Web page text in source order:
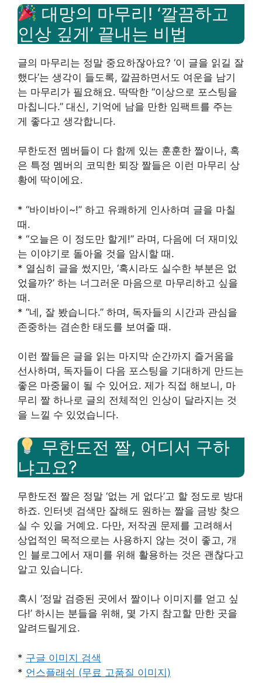
대망의 마무리! ‘깔끔하고
인상 깊게’ 끝내는 비법
글의 마무리는 정말 중요하잖아요? ‘이 글을 읽길 잘
했다’는 생각이 들도록, 깔끔하면서도 여운을 남기
는 마무리가 필요해요. 딱딱한 “이상으로 포스팅을
마칩니다.” 대신, 기억에 남을 만한 임팩트를 주는
게 좋다고 생각합니다.
무한도전 멤버들이 다 함께 있는 훈훈한 짤이나, 혹
은 특정 멤버의 코믹한 퇴장 짤들은 이런 마무리 상
황에 딱이에요.
* “바이바이~!” 하고 유쾌하게 인사하며 글을 마칠
때.
* “오늘은 이 정도만 할게!” 라며, 다음에 더 재미있
는 이야기로 돌아올 것을 암시할 때.
* 열심히 글을 썼지만, ‘혹시라도 실수한 부분은 없
었을까?’ 하는 너그러운 마음으로 마무리하고 싶을
때.
* “네, 잘 봤습니다.” 하며, 독자들의 시간과 관심을
존중하는 겸손한 태도를 보여줄 때.
이런 짤들은 글을 읽는 마지막 순간까지 즐거움을
선사하며, 독자들이 다음 포스팅을 기대하게 만드는
좋은 마중물이 될 수 있어요. 제가 직접 해보니, 마
무리 짤 하나로 글의 전체적인 인상이 달라지는 것
을 느낄 수 있었습니다.
무한도전 짤, 어디서 구하
냐고요?
무한도전 짤은 정말 ‘없는 게 없다’고 할 정도로 방대
하죠. 인터넷 검색만 잘해도 원하는 짤을 금방 찾으
실 수 있을 거예요. 다만, 저작권 문제를 고려해서
상업적인 목적으로는 사용하지 않는 것이 좋고, 개
인 블로그에서 재미를 위해 활용하는 것은 괜찮다고
알고 있습니다.
혹시 ‘정말 검증된 곳에서 짤이나 이미지를 얻고 싶
다!’ 하시는 분들을 위해, 몇 가지 참고할 만한 곳을
알려드릴게요.
* 구글 이미지 검색
* 언스플래쉬 (무료 고품질 이미지)